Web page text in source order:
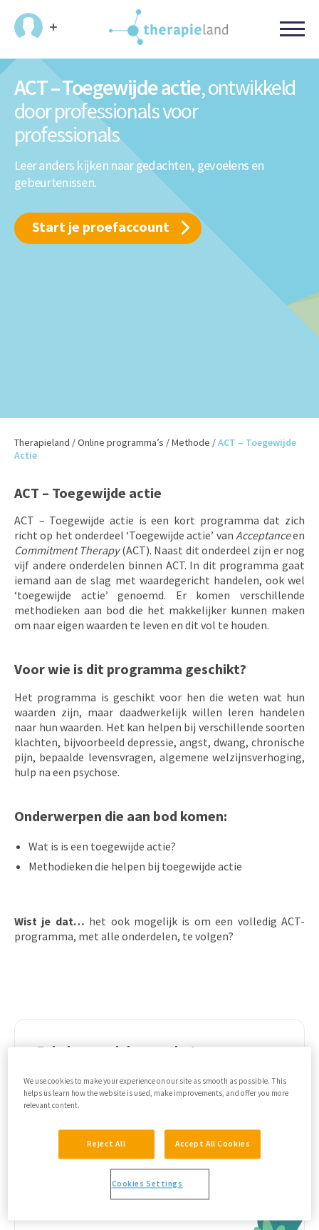
ACT – Toegewijde actie, ontwikkeld
door professionals voor
professionals
Leer anders kijken naar gedachten, gevoelens en
gebeurtenissen.
Start je proefaccount
Therapieland /Online programma’s /Methode /ACT – Toegewijde
Actie
ACT – Toegewijde actie
ACT – Toegewijde actie is een kort programma dat zich
richt op het onderdeel ‘Toegewijde actie’ van Acceptanceen
Commitment Therapy(ACT). Naast dit onderdeel zijn er nog
vijf andere onderdelen binnen ACT. In dit programma gaat
iemand aan de slag met waardegericht handelen, ook wel
‘toegewijde actie’ genoemd. Er komen verschillende
methodieken aan bod die het makkelijker kunnen maken
om naar eigen waarden te leven en dit vol te houden.
Voor wie is dit programma geschikt?
Het programma is geschikt voor hen die weten wat hun
waarden zijn, maar daadwerkelijk willen leren handelen
naar hun waarden. Het kan helpen bij verschillende soorten
klachten, bijvoorbeeld depressie, angst, dwang, chronische
pijn, bepaalde levensvragen, algemene welzijnsverhoging,
hulp na een psychose.
Onderwerpen die aan bod komen:
Wat is is een toegewijde actie?
Methodieken die helpen bij toegewijde actie
Wist je dat… het ook mogelijk is om een volledig ACT-
programma, met alle onderdelen, te volgen?
Enkele voordelen van het programma
Het is een kort programma.
Het bevat beeldende metaforen.
Biedt handvatten voor het nemen van
toegewijde actie.
Het is ontwikkeld voor een brede
We use cookies to make your experience on our site as smooth as possible. This
helps us learn how the website is used, make improvements, and offer you more
relevant content.
Reject All Accept All Cookies
Cookies Settings